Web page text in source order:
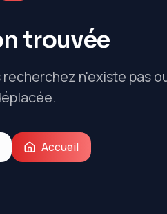
trouvée
n'existe pas
Accueil